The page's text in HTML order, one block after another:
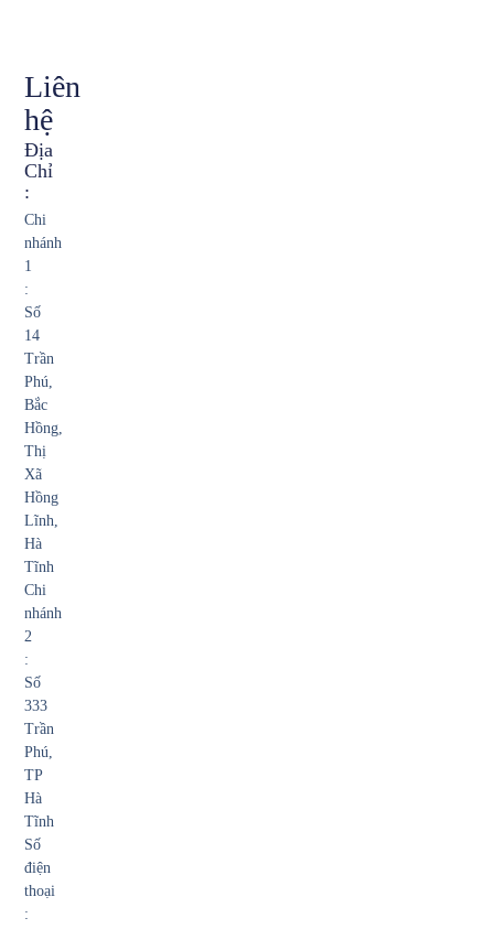
Liên
hệ
Địa
Chỉ
:
Chi
nhánh
1
:
Số
14
Trần
Phú,
Bắc
Hồng,
Thị
Xã
Hồng
Lĩnh,
Hà
Tĩnh
Chi
nhánh
2
:
Số
333
Trần
Phú,
TP
Hà
Tĩnh
Số
điện
thoại
: